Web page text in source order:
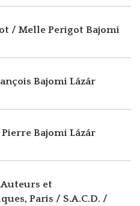
/ Melle Perigot Bajomi
Bajomi Lázár
Pierre Bajomi Lázár
Auteurs et
Paris / S.A.C.D. /